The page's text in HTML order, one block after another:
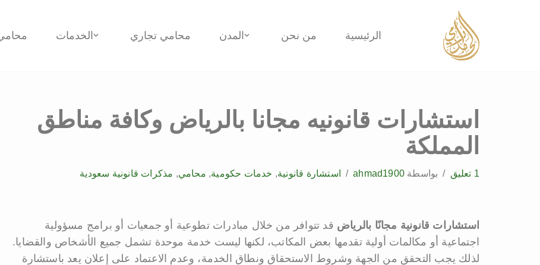
الرئيسية من نحن المدن محامي تجاري الخدمات
استشارات قانونيه مجانا بالرياض وكافة مناطق
المملكة
1 تعليق بواسطةahmad1900 استشارة قانونية خدمات حكومية محامي مذكرات قانونية سعودية
استشارات قانونية مجانًا بالرياض قد تتوافر من خلال مبادرات تطوعية أو جمعيات أو برامج مسؤولية
اجتماعية أو مكالمات أولية تقدمها بعض المكاتب، لكنها ليست خدمة موحدة تشمل جميع الأشخاص والقضايا.
لذلك يجب التحقق من الجهة وشروط الاستحقاق ونطاق الخدمة، وعدم الاعتماد على إعلان يعد باستشارة